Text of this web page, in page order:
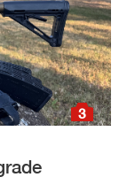
3